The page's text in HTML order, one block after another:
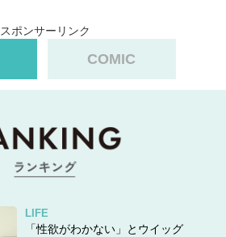
……あんまり使う機会がないから、
ゃありませんか？
販機もキャッシュレス対応です。
ス決済不可の病院や格安店などで支
持っていればいいんです。オバサン
、荷物を軽くすることなんです！
スポンサーリンク
COMIC
LIFE
「性欲がわかない」とウイッグ